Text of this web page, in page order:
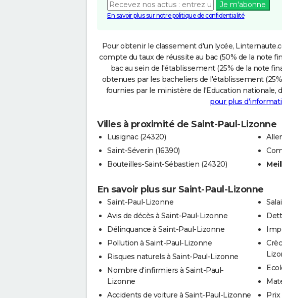
Je m'abonne
En savoir plus sur notre politique de confidentialité
Pour obtenir le classement d'un lycée,
compte du taux de réussite au bac (50% de la note
bac au sein de l'établissement (25% de la note
obtenues par les bacheliers de l'établissement
fournies par le ministère de l'Education nationale,
pour plus
Villes à proximité de Saint-Paul-Lizonne
Lusignac (24320)
Saint-Séverin (16390)
Bouteilles-Saint-Sébastien (24320)
En savoir plus sur Saint-Paul-Lizonne
Saint-Paul-Lizonne
Avis de décès à Saint-Paul-Lizonne
Délinquance à Saint-Paul-Lizonne
Pollution à Saint-Paul-Lizonne
Risques naturels à Saint-Paul-Lizonne
Nombre d'infirmiers à Saint-Paul-
Lizonne
Accidents de voiture à Saint-Paul-Lizonne